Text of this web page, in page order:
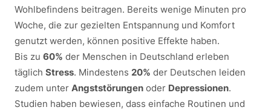
Wohlbefindens beitragen. Bereits wenige Minuten pro
Woche, die zur gezielten Entspannung und Komfort
genutzt werden, können positive Effekte haben.
Bis zu 60% der Menschen in Deutschland erleben
täglich Stress. Mindestens 20% der Deutschen leiden
zudem unter Angststörungen oder Depressionen.
Studien haben bewiesen, dass einfache Routinen und